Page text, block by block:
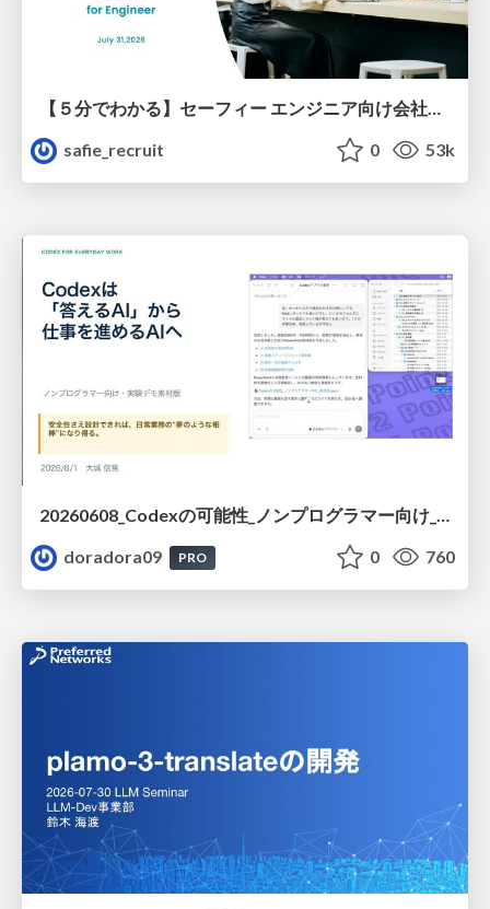
safie_recruit
0 53k
20260608_Codexの可能性_ノンプログラマー向け_大城追記
doradora09
PRO 0 760